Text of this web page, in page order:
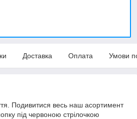
Доставка Оплата Умови
Подивитися весь наш асортимент
під червоною стрілочкою